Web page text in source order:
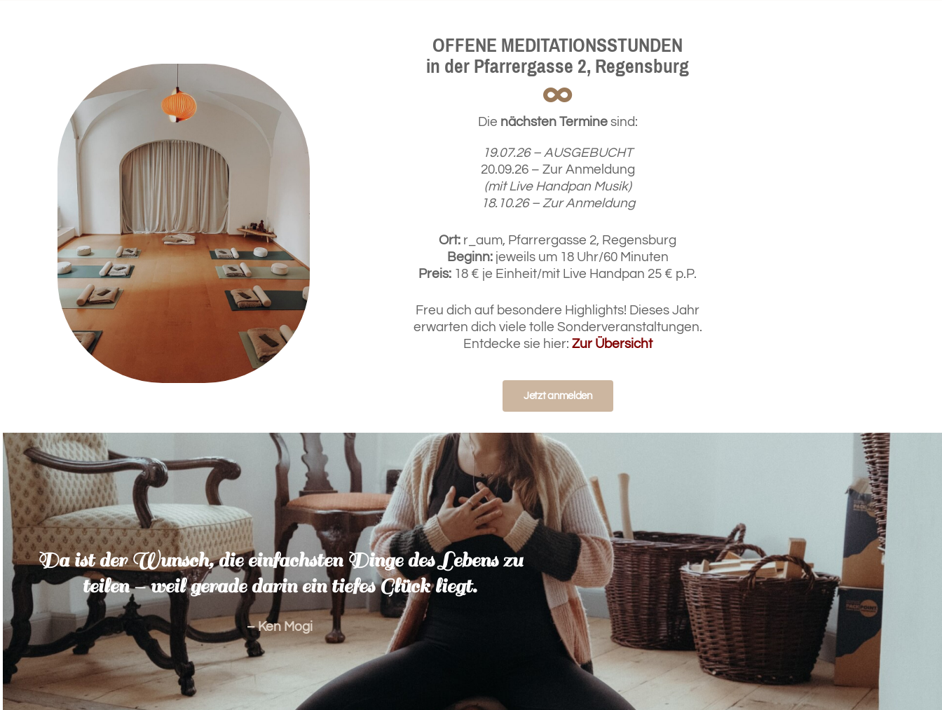
OFFENE MEDITATIONSSTUNDEN
in der Pfarrergasse 2, Regensburg
Die nächsten Terminesind:
19.07.26 – AUSGEBUCHT
20.09.26 – Zur Anmeldung
(mit Live Handpan Musik)
18.10.26 – Zur Anmeldung
Ort: r_aum, Pfarrergasse 2, Regensburg
Beginn:jeweils um 18 Uhr/60 Minuten
Preis: 18 € je Einheit/mit Live Handpan 25 € p.P.
Freu dich auf besondere Highlights! Dieses Jahr
erwarten dich viele tolle Sonderveranstaltungen.
Entdecke sie hier: Zur Übersicht
Jetzt anmelden
Da ist der Wunsch, die einfachsten Dinge des Lebens zu
teilen – weil gerade darin ein tiefes Glück liegt.
– Ken Mogi